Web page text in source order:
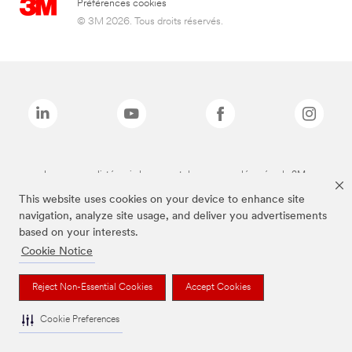
This website uses cookies on your device to enhance site
navigation, analyze site usage, and deliver you advertisements
based on your interests.
Cookie Notice
Reject Non-Essential Cookies Accept Cookies
Cookie Preferences
Préférences cookies
© 3M 2026. Tous droits réservés.
Les marques listées ci-dessus sont des marques déposées de 3M.